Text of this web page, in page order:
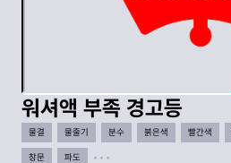
워셔액 부족 경고등
물결 물줄기 분수 붉은색 빨간색
창문 파도